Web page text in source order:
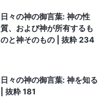
日々の神の御言葉: 神の性
質、および神が所有するも
のと神そのもの | 抜粋 234
日々の神の御言葉: 神を知る
| 抜粋 181